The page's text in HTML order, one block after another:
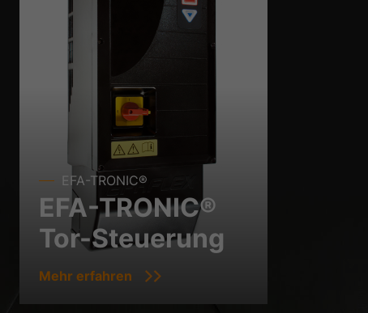
EFA-TRONIC®
EFA-TRONIC®
Tor-Steuerung
Mehr erfahren